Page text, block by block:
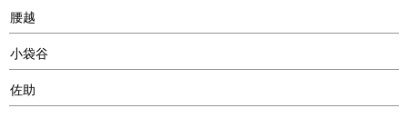
腰越
小袋谷
佐助